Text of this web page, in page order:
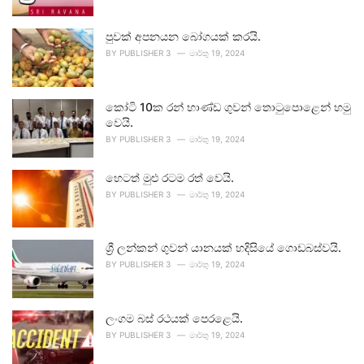
පුවක් අපනයන බෝගයක් කරයි.
BY PUBLISHER 3 මාර්තු 19, 2024
කෝටි 10ක රන් භාණ්ඩ ගුවන් තොටුපොළෙන් හමු
වෙයි.
BY PUBLISHER 3 මාර්තු 19, 2024
හෙටත් මුළු රටම රත් වෙයි.
BY PUBLISHER 3 මාර්තු 19, 2024
ශ්‍රී ලන්කන් ගුවන් යානයක් හදිසියේ ගොඩබස්වයි.
BY PUBLISHER 3 මාර්තු 19, 2024
ලංගම බස් රථයක් පෙරළෙයි.
BY PUBLISHER 3 මාර්තු 19, 2024